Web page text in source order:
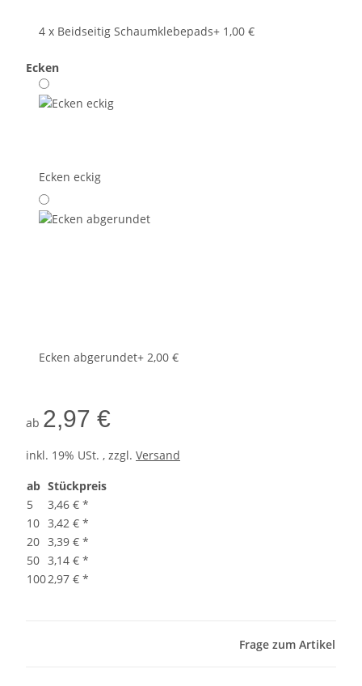
4 x Beidseitig Schaumklebepads+ 1,00 €
Ecken
Ecken eckig
Ecken abgerundet+ 2,00 €
ab 2,97 €
inkl. 19% USt. , zzgl. Versand
ab Stückpreis
5
3,46 € *
10 3,42 € *
20 3,39 € *
50 3,14 € *
1002,97 € *
Frage zum Artikel